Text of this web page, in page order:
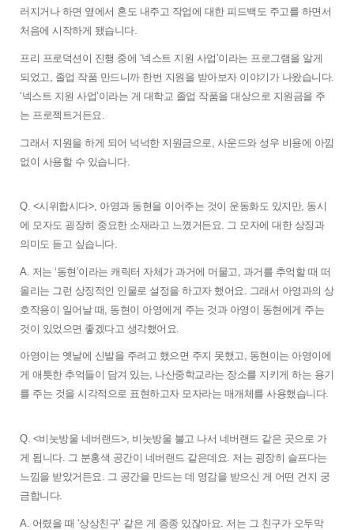
러지거나 하면 옆에서 혼도 내주고 작업에 대한 피드백도 주고를 하면서
처음에 시작하게 됐습니다.
프리 프로덕션이 진행 중에 ‘넥스트 지원 사업’이라는 프로그램을 알게
되었고, 졸업 작품 만드니까 한번 지원을 받아보자 이야기가 나왔습니다.
‘넥스트 지원 사업’이라는 게 대학교 졸업 작품을 대상으로 지원금을 주
는 프로젝트거든요.
그래서 지원을 하게 되어 넉넉한 지원금으로, 사운드와 성우 비용에 아낌
없이 사용할 수 있습니다.
Q. <시위합시다>, 아영과 동현을 이어주는 것이 운동화도 있지만, 동시
에 모자도 굉장히 중요한 소재라고 느꼈거든요. 그 모자에 대한 상징과
의미도 듣고 싶습니다.
A. 저는 ‘동현’이라는 캐릭터 자체가 과거에 머물고, 과거를 추억할 때 떠
올리는 그런 상징적인 인물로 설정을 하고자 했어요. 그래서 아영과의 상
호작용이 일어날 때, 동현이 아영에게 주는 것과 아영이 동현에게 주는
것이 있었으면 좋겠다고 생각했어요.
아영이는 옛날에 신발을 주려고 했으면 주지 못했고, 동현이는 아영이에
게 애틋한 추억들이 담겨 있는, 나산중학교라는 장소를 지키게 하는 용기
를 주는 것을 시각적으로 표현하고자 모자라는 매개체를 사용했습니다.
Q. <비눗방울 네버랜드>, 비눗방울 불고 나서 네버랜드 같은 곳으로 가
게 됩니다. 그 분홍색 공간이 네버랜드 같은데요. 저는 굉장히 슬프다는
느낌을 받았거든요. 그 공간을 만드는 데 영감을 받으신 게 어떤 건지 궁
금합니다.
A. 어렸을 때 ‘상상친구’ 같은 게 종종 있잖아요. 저는 그 친구가 오두막